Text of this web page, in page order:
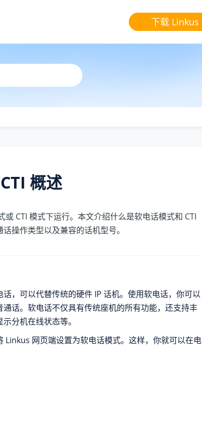
下载 Linkus
概述
CTI 模式下运行。本文介绍什么是软电话模式和 CTI
操作类型以及兼容的话机型号。
，可以代替传统的硬件 IP 话机。使用软电话，你可以
话。软电话不仅具有传统座机的所有功能，还支持丰
分机在线状态等。
Linkus 网页端设置为软电话模式。这样，你就可以在电